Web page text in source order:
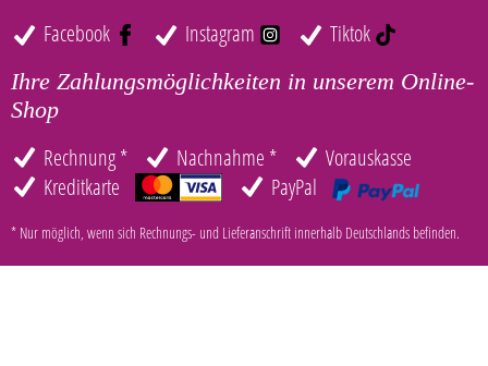
Facebook Instagram Tiktok
Ihre Zahlungsmöglichkeiten in unserem Online-
Shop
Rechnung * Nachnahme *
Vorauskasse
Kreditkarte
PayPal
* Nur möglich, wenn sich Rechnungs- und Lieferanschrift innerhalb Deutschlands befinden.